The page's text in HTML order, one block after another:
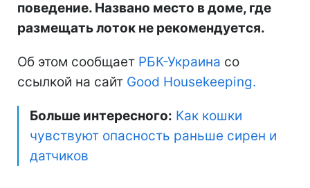
поведение. Названо место в доме, где
размещать лоток не рекомендуется.
Об этом сообщает РБК-Украина со
ссылкой на сайт Good Нousekeeping.
Больше интересного: Как кошки
чувствуют опасность раньше сирен и
датчиков